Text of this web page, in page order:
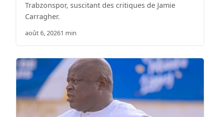
Trabzonspor, suscitant des critiques de Jamie
Carragher.
août 6, 20261 min